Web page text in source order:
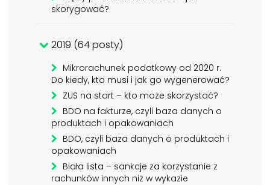
skorygować?
2019 (64 posty)
Mikrorachunek podatkowy od 2020 r.
Do kiedy, kto musi i jak go wygenerować?
ZUS na start – kto może skorzystać?
BDO na fakturze, czyli baza danych o
produktach i opakowaniach
BDO, czyli baza danych o produktach i
opakowaniach
Biała lista – sankcje za korzystanie z
rachunków innych niż w wykazie